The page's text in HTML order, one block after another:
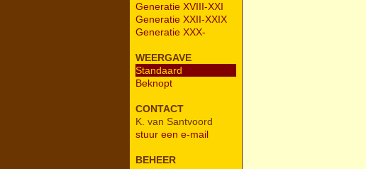
Generatie XVIII-XXI
Generatie XXII-XXIX
Generatie XXX-
WEERGAVE
Standaard
Beknopt
CONTACT
K. van Santvoord
stuur een e-mail
BEHEER